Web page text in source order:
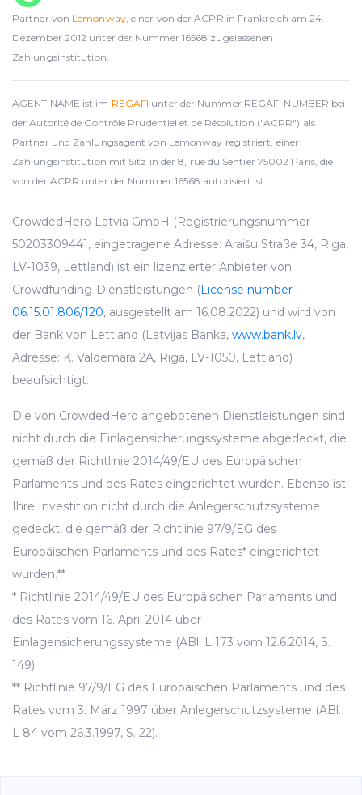
Partner von Lemonway, einer von der ACPR in Frankreich am 24.
Dezember 2012 unter der Nummer 16568 zugelassenen
Zahlungsinstitution.
AGENT NAME ist im REGAFI unter der Nummer REGAFI NUMBER bei
der Autorité de Contrôle Prudentiel et de Résolution ("ACPR") als
Partner und Zahlungsagent von Lemonway registriert, einer
Zahlungsinstitution mit Sitz in der 8, rue du Sentier 75002 Paris, die
von der ACPR unter der Nummer 16568 autorisiert ist.
CrowdedHero Latvia GmbH (Registrierungsnummer
50203309441, eingetragene Adresse: Āraišu Straße 34, Riga,
LV-1039, Lettland) ist ein lizenzierter Anbieter von
Crowdfunding-Dienstleistungen (License number
06.15.01.806/120, ausgestellt am 16.08.2022) und wird von
der Bank von Lettland (Latvijas Banka, www.bank.lv,
Adresse: K. Valdemara 2A, Riga, LV-1050, Lettland)
beaufsichtigt.
Die von CrowdedHero angebotenen Dienstleistungen sind
nicht durch die Einlagensicherungssysteme abgedeckt, die
gemäß der Richtlinie 2014/49/EU des Europäischen
Parlaments und des Rates eingerichtet wurden. Ebenso ist
Ihre Investition nicht durch die Anlegerschutzsysteme
gedeckt, die gemäß der Richtlinie 97/9/EG des
Europäischen Parlaments und des Rates* eingerichtet
wurden.**
* Richtlinie 2014/49/EU des Europäischen Parlaments und
des Rates vom 16. April 2014 über
Einlagensicherungssysteme (ABl. L 173 vom 12.6.2014, S.
149).
** Richtlinie 97/9/EG des Europäischen Parlaments und des
Rates vom 3. März 1997 über Anlegerschutzsysteme (ABl.
L 84 vom 26.3.1997, S. 22).